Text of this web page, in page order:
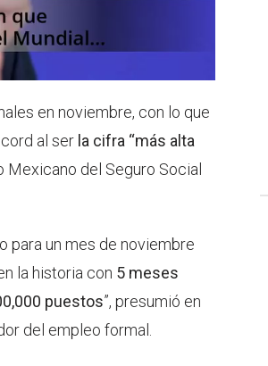
en noviembre, con lo que
al ser la cifra “más alta
del Seguro Social
para un mes de noviembre
la historia con 5 meses
puestos”, presumió en
del empleo formal.